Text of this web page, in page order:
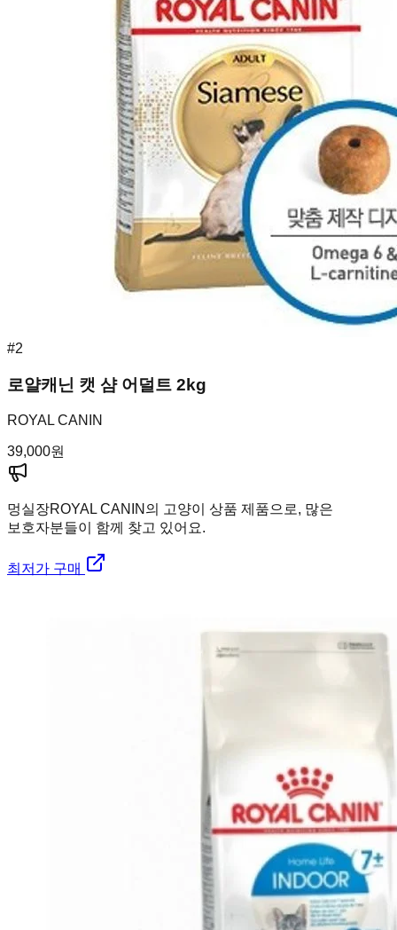
#2
로얄캐닌 캣 샴 어덜트 2kg
ROYAL CANIN
39,000원
멍실장ROYAL CANIN의 고양이 상품 제품으로, 많은
보호자분들이 함께 찾고 있어요.
최저가 구매